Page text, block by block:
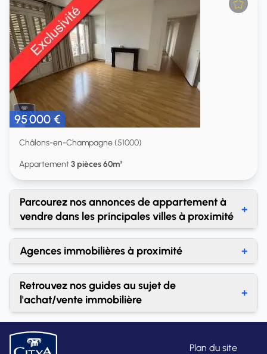
95 000 €
Châlons-en-Champagne (51000)
Appartement3 pièces 60m²
Parcourez nos annonces de appartement à
vendre dans les principales villes à proximité
+
Achat appartement Suippes
Achat appartement Épernay
Agences immobilières à proximité +
Agences immobilières Châlons-en-Champagne
Retrouvez nos guides au sujet de
l'achat/vente immobilière
+
À quel prix dois-je vendre mon bien ?
A quel prix vendre un terrain à un promoteur ?
Plan du site